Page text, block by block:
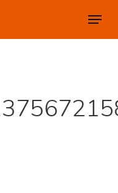
Menu
Close